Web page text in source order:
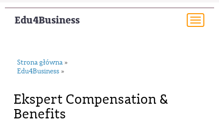
Edu4Business
Strona główna »
Edu4Business »
Ekspert Compensation &
Benefits